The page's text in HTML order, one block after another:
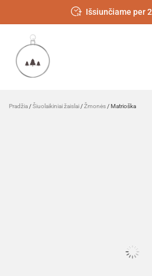
Išsiunčiame per
Pradžia /Šiuolaikiniai žaislai /Žmonės / Matrioška